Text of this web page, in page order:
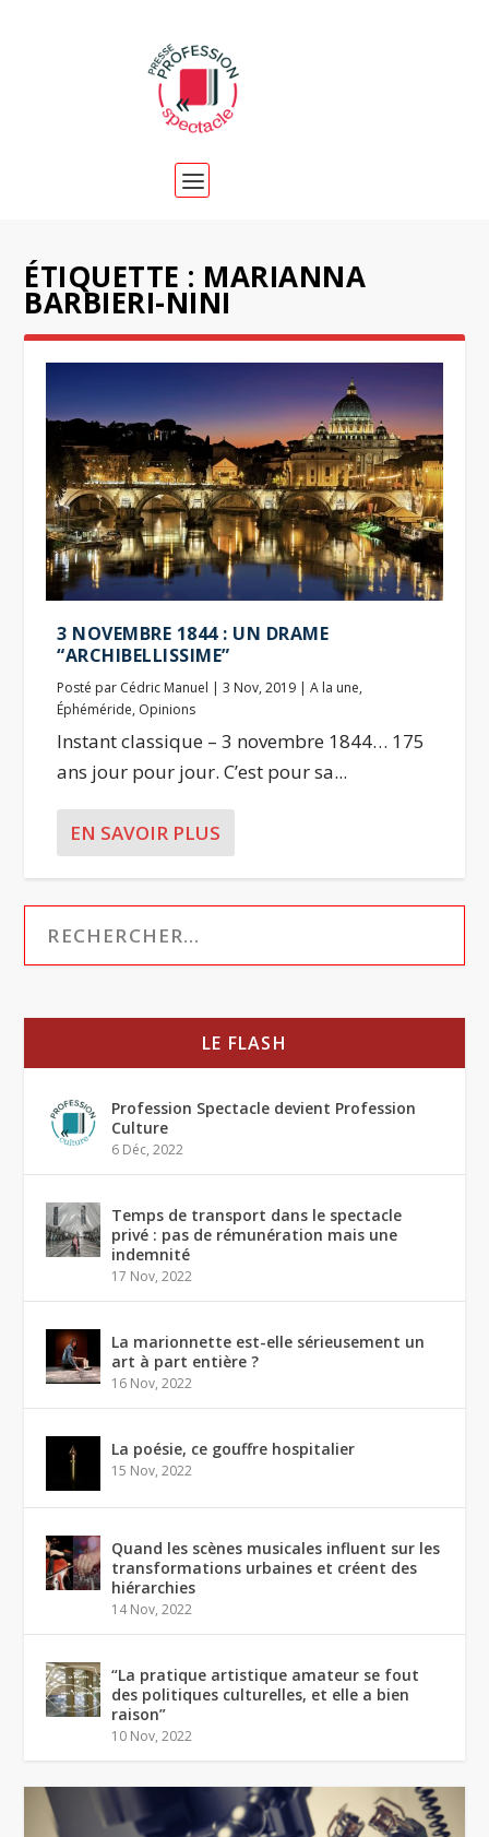
ÉTIQUETTE : MARIANNA
BARBIERI-NINI
3 NOVEMBRE 1844 : UN DRAME
“ARCHIBELLISSIME”
Posté par Cédric Manuel |3 Nov, 2019 |A la une,
Éphéméride, Opinions
Instant classique – 3 novembre 1844… 175
ans jour pour jour. C’est pour sa...
EN SAVOIR PLUS
LE FLASH
Profession Spectacle devient Profession
Culture
6 Déc, 2022
Temps de transport dans le spectacle
privé : pas de rémunération mais une
indemnité
17 Nov, 2022
La marionnette est-elle sérieusement un
art à part entière ?
16 Nov, 2022
La poésie, ce gouffre hospitalier
15 Nov, 2022
Quand les scènes musicales influent sur les
transformations urbaines et créent des
hiérarchies
14 Nov, 2022
“La pratique artistique amateur se fout
des politiques culturelles, et elle a bien
raison”
10 Nov, 2022